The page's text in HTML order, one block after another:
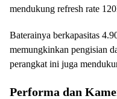
mendukung refresh rate
Baterainya berkapasitas
memungkinkan pengisian
perangkat ini juga
Performa dan